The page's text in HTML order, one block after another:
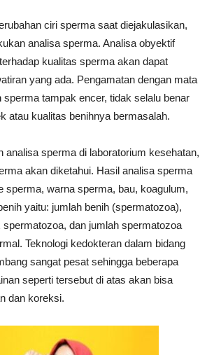
ciri sperma saat diejakulasikan,
analisa sperma. Analisa obyektif
kualitas sperma akan dapat
yang ada. Pengamatan dengan mata
tampak encer, tidak selalu benar
atau kualitas benihnya bermasalah.
analisa sperma di laboratorium kesehatan,
akan diketahui. Hasil analisa sperma
sperma, warna sperma, bau, koagulum,
yaitu: jumlah benih (spermatozoa),
dan jumlah spermatozoa
Teknologi kedokteran dalam bidang
sangat pesat sehingga beberapa
seperti tersebut di atas akan bisa
dan koreksi.